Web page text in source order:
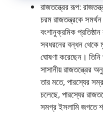
রাজতন্ত্রের রূপ:
চরম রাজতন্ত্রকে
বংশানুক্রমিক
সবধরনের বন্ধন থেকে
ঘােষণা করেছেন।
সাসানীয় রাজতন্ত্রের
তার মতে, পারস্যের
চলেছে, পারস্যের
সমগ্র ইসলামি জগতে